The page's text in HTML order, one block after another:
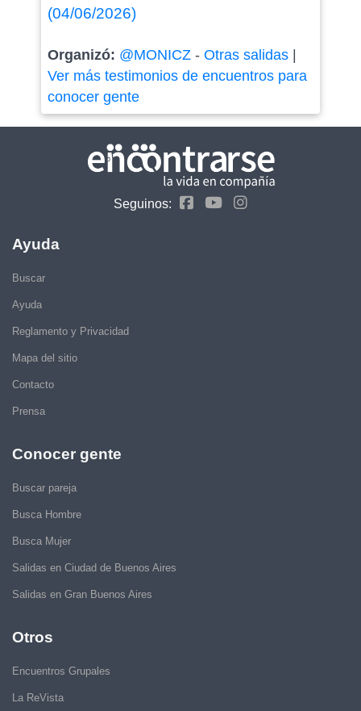
(04/06/2026)
Organizó: @MONICZ- Otras salidas|
Ver más testimonios de encuentros para
conocer gente
Seguinos:
Ayuda
Buscar
Ayuda
Reglamento y Privacidad
Mapa del sitio
Contacto
Prensa
Conocer gente
Buscar pareja
Busca Hombre
Busca Mujer
Salidas en Ciudad de Buenos Aires
Salidas en Gran Buenos Aires
Otros
Encuentros Grupales
La ReVista